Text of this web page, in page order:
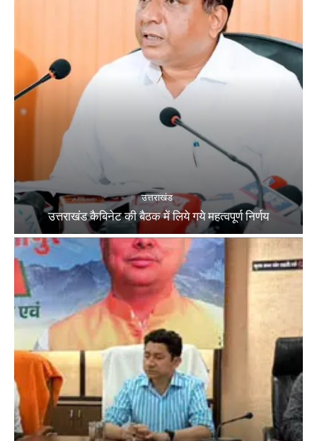
उत्तराखंड
उत्तराखंड कैबिनेट की बैठक में लिये गये महत्वपूर्ण निर्णय